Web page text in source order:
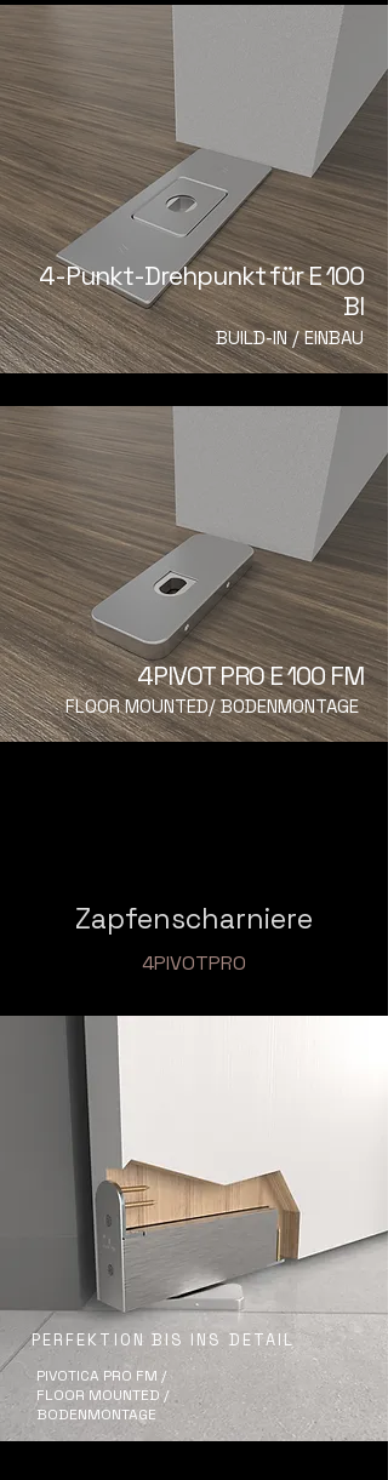
4-Punkt-Drehpunkt für E 100
BI
BUILD-IN / EINBAU
4PIVOT PRO E 100 FM
FLOOR MOUNTED/ BODENMONTAGE
Zapfenscharniere
4PIVOTPRO
PERFEKTION BIS INS DETAIL
PIVOTICA PRO FM /
FLOOR MOUNTED /
BODENMONTAGE